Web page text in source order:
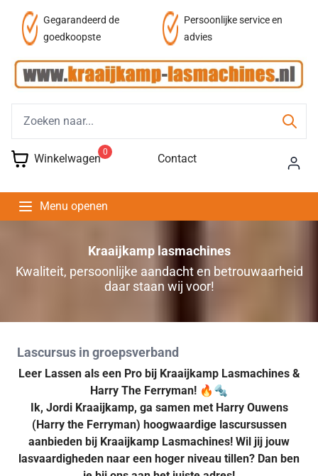
Persoonlijke service en
advies
Fysieke winkel
Winkelwagen 0 Contact
Menu openen
Kraaijkamp lasmachines
Kwaliteit, persoonlijke aandacht en betrouwaarheid
daar staan wij voor!
Lascursus in groepsverband
Leer Lassen als een Pro bij Kraaijkamp Lasmachines &
Harry The Ferryman! 🔥🔩
Ik, Jordi Kraaijkamp, ga samen met Harry Ouwens
(Harry the Ferryman) hoogwaardige lascursussen
aanbieden bij Kraaijkamp Lasmachines! Wil jij jouw
lasvaardigheden naar een hoger niveau tillen? Dan ben